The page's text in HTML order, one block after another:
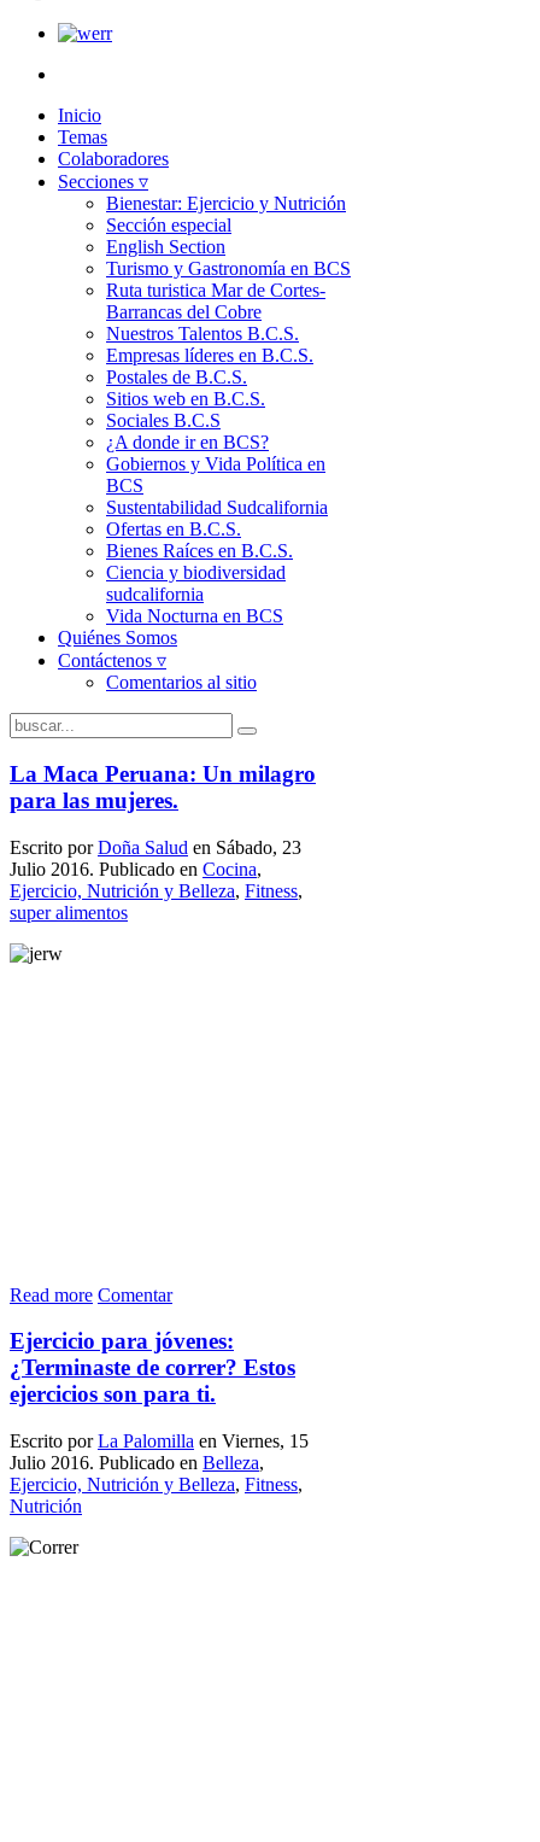
Inicio
Temas
Colaboradores
Secciones ▿
Bienestar: Ejercicio y Nutrición
Sección especial
English Section
Turismo y Gastronomía en BCS
Ruta turistica Mar de Cortes-
Barrancas del Cobre
Nuestros Talentos B.C.S.
Empresas líderes en B.C.S.
Postales de B.C.S.
Sitios web en B.C.S.
Sociales B.C.S
¿A donde ir en BCS?
Gobiernos y Vida Política en
BCS
Sustentabilidad Sudcalifornia
Ofertas en B.C.S.
Bienes Raíces en B.C.S.
Ciencia y biodiversidad
sudcalifornia
Vida Nocturna en BCS
Quiénes Somos
Contáctenos ▿
Comentarios al sitio
La Maca Peruana: Un milagro
para las mujeres.
Escrito porDoña Salud en Sábado, 23
Julio 2016. Publicado en Cocina,
Ejercicio, Nutrición y Belleza, Fitness,
super alimentos
Read more Comentar
Ejercicio para jóvenes:
¿Terminaste de correr? Estos
ejercicios son para ti.
Escrito porLa Palomilla en Viernes, 15
Julio 2016. Publicado en Belleza,
Ejercicio, Nutrición y Belleza, Fitness,
Nutrición